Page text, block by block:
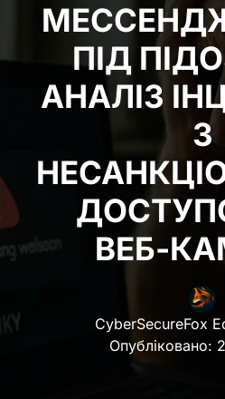
ПІД
АНАЛІЗ
З
ВЕБ-
CyberSecureFox
Опубліковано: